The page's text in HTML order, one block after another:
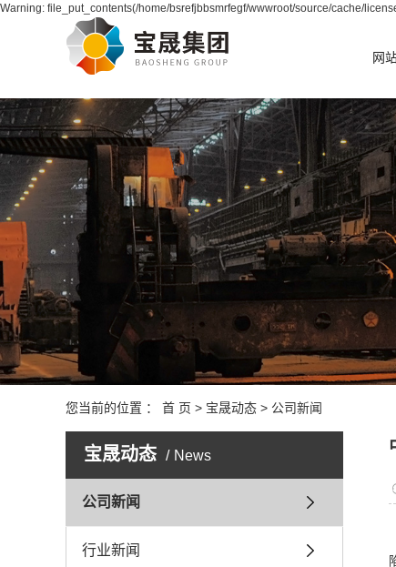
Warning: file_put_contents(/home/bsrefjbbsmrfegf/wwwroot/source/cache/
网
您当前的位置 ： 首 页 > 宝晟动态 > 公司新闻
宝晟动态 News
公司新闻
行业新闻